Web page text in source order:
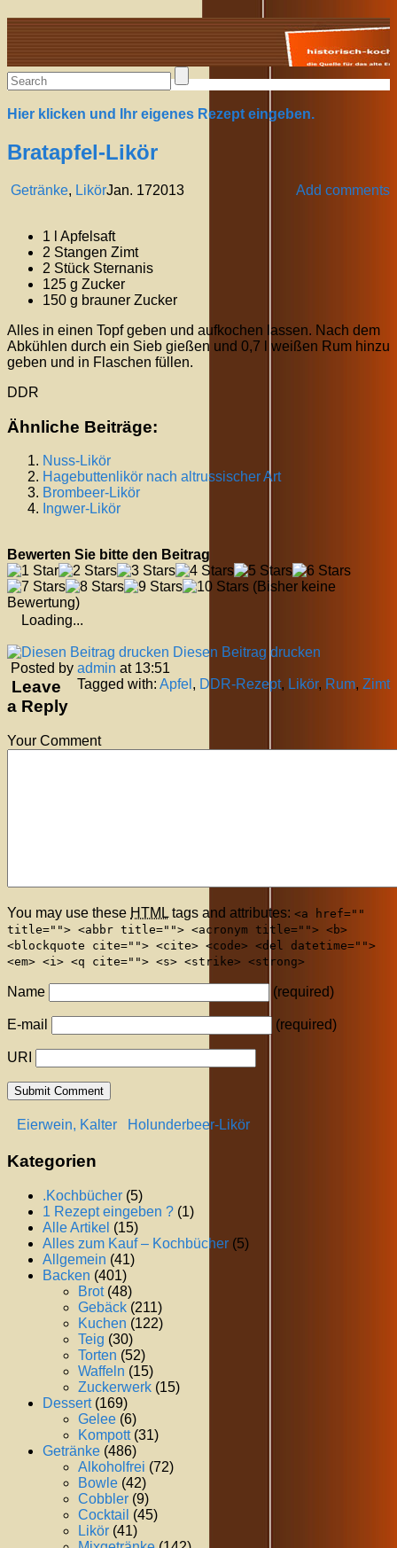
Alte Rezepte online
Hier klicken und Ihr eigenes Rezept eingeben.
Bratapfel-Likör
Getränke, Likör Add comments
Jan. 172013
1 l Apfelsaft
2 Stangen Zimt
2 Stück Sternanis
125 g Zucker
150 g brauner Zucker
Alles in einen Topf geben und aufkochen lassen. Nach dem
Abkühlen durch ein Sieb gießen und 0,7 l weißen Rum hinzu
geben und in Flaschen füllen.
DDR
Ähnliche Beiträge:
Nuss-Likör
Hagebuttenlikör nach altrussischer Art
Brombeer-Likör
Ingwer-Likör
Bewerten Sie bitte den Beitrag
(Bisher keine
Bewertung)
Loading...
Diesen Beitrag drucken
Posted by admin at 13:51
Tagged with: Apfel , DDR-Rezept, Likör, Rum, Zimt
Leave
a Reply
Your Comment
You may use these HTML tags and attributes: <a href=""
title=""> <abbr title=""> <acronym title=""> <b>
<blockquote cite=""> <cite> <code> <del datetime="">
<em> <i> <q cite=""> <s> <strike> <strong>
Name (required)
E-mail (required)
URI
Eierwein, Kalter Holunderbeer-Likör
Kategorien
.Kochbücher (5)
1 Rezept eingeben ? (1)
Alle Artikel (15)
Alles zum Kauf – Kochbücher (5)
Allgemein (41)
Backen (401)
Brot(48)
Gebäck (211)
Kuchen (122)
Teig (30)
Torten (52)
Waffeln (15)
Zuckerwerk (15)
Dessert(169)
Gelee (6)
Kompott(31)
Getränke (486)
Alkoholfrei (72)
Bowle (42)
Cobbler (9)
Cocktail (45)
Likör (41)